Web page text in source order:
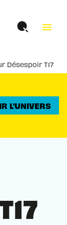
menu
Désespoir T17
L'UNIVERS